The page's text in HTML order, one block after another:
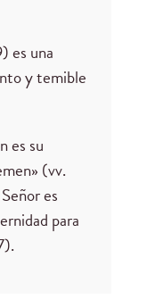
es una
y temible
es su
(vv.
es
para